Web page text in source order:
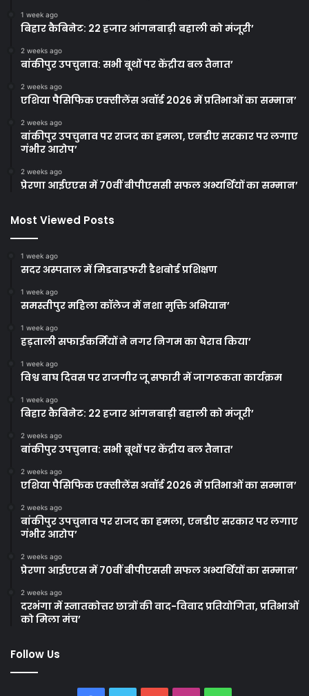
1 week ago
बिहार कैबिनेट: 22 हजार आंगनबाड़ी बहाली को मंजूरी’
2 weeks ago
बांकीपुर उपचुनाव: सभी बूथों पर केंद्रीय बल तैनात’
2 weeks ago
एशिया पैसिफिक एक्सीलेंस अवॉर्ड 2026 में प्रतिभाओं का सम्मान’
2 weeks ago
बांकीपुर उपचुनाव पर राजद का हमला, एनडीए सरकार पर लगाए
गंभीर आरोप’
2 weeks ago
प्रेरणा आईएएस में 70वीं बीपीएससी सफल अभ्यर्थियों का सम्मान’
Most Viewed Posts
1 week ago
सदर अस्पताल में मिडवाइफरी डैशबोर्ड प्रशिक्षण
1 week ago
समस्तीपुर महिला कॉलेज में नशा मुक्ति अभियान’
1 week ago
हड़ताली सफाईकर्मियों ने नगर निगम का घेराव किया’
1 week ago
विश्व बाघ दिवस पर राजगीर जू सफारी में जागरूकता कार्यक्रम
1 week ago
बिहार कैबिनेट: 22 हजार आंगनबाड़ी बहाली को मंजूरी’
2 weeks ago
बांकीपुर उपचुनाव: सभी बूथों पर केंद्रीय बल तैनात’
2 weeks ago
एशिया पैसिफिक एक्सीलेंस अवॉर्ड 2026 में प्रतिभाओं का सम्मान’
2 weeks ago
बांकीपुर उपचुनाव पर राजद का हमला, एनडीए सरकार पर लगाए
गंभीर आरोप’
2 weeks ago
प्रेरणा आईएएस में 70वीं बीपीएससी सफल अभ्यर्थियों का सम्मान’
2 weeks ago
दरभंगा में स्नातकोत्तर छात्रों की वाद-विवाद प्रतियोगिता, प्रतिभाओं
को मिला मंच’
Follow Us